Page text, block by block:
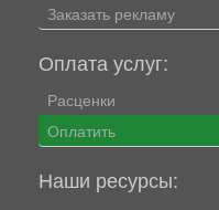
Заказать рекламу
Оплата услуг:
Расценки
Оплатить
Наши ресурсы: